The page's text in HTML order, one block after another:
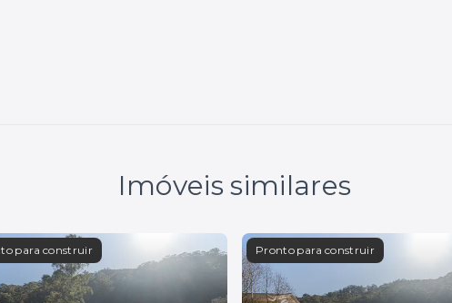
Imóveis similares
para construir Pronto para construir